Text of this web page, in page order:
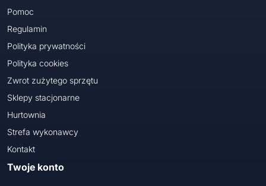
Pomoc
Regulamin
Polityka prywatności
Polityka cookies
Zwrot zużytego sprzętu
Sklepy stacjonarne
Hurtownia
Strefa wykonawcy
Kontakt
Twoje konto